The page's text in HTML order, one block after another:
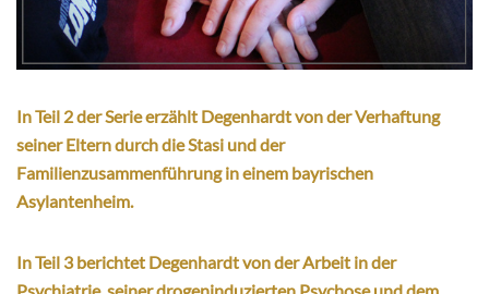
In Teil 2 der Serie erzählt Degenhardt von der Verhaftung
seiner Eltern durch die Stasi und der
Familienzusammenführung in einem bayrischen
Asylantenheim.
In Teil 3 berichtet Degenhardt von der Arbeit in der
Psychiatrie, seiner drogeninduzierten Psychose und dem